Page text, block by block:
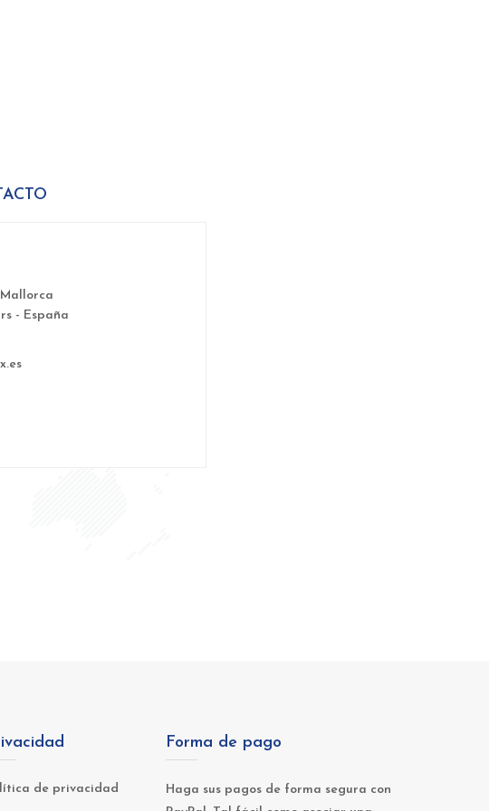
- España
de privacidad
Forma de pago
Haga sus pagos de forma segura con